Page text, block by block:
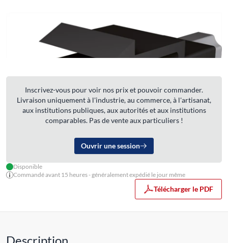
Inscrivez-vous pour voir nos prix et pouvoir commander.
Livraison uniquement à l'industrie, au commerce, à l'artisanat,
aux institutions publiques, aux autorités et aux institutions
comparables. Pas de vente aux particuliers !
Ouvrir une session
Disponible
Commandé avant 15 heures - généralement expédié le jour même
Télécharger le PDF
Description